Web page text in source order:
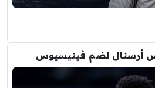
أرسنال لضم فينيسيوس